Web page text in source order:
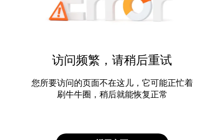
访问频繁，请稍后重试
您所要访问的页面不在这儿，它可能正忙着
刷牛牛圈，稍后就能恢复正常